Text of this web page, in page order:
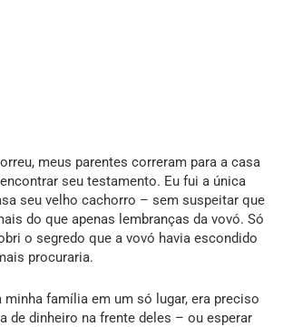
meus parentes correram para a casa
seu testamento. Eu fui a única
seu velho cachorro – sem suspeitar que
do que apenas lembranças da vovó. Só
o segredo que a vovó havia escondido
procuraria.
minha família em um só lugar, era preciso
de dinheiro na frente deles – ou esperar